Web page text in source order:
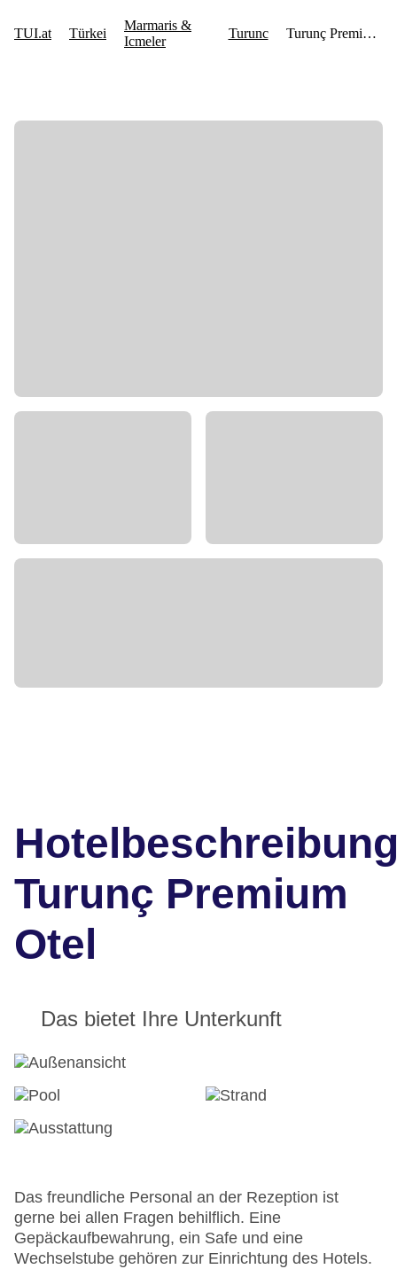
Turunç Premium
Otel
Das bietet Ihre Unterkunft
Das freundliche Personal an der Rezeption ist
gerne bei allen Fragen behilflich. Eine
Gepäckaufbewahrung, ein Safe und eine
Wechselstube gehören zur Einrichtung des Hotels.